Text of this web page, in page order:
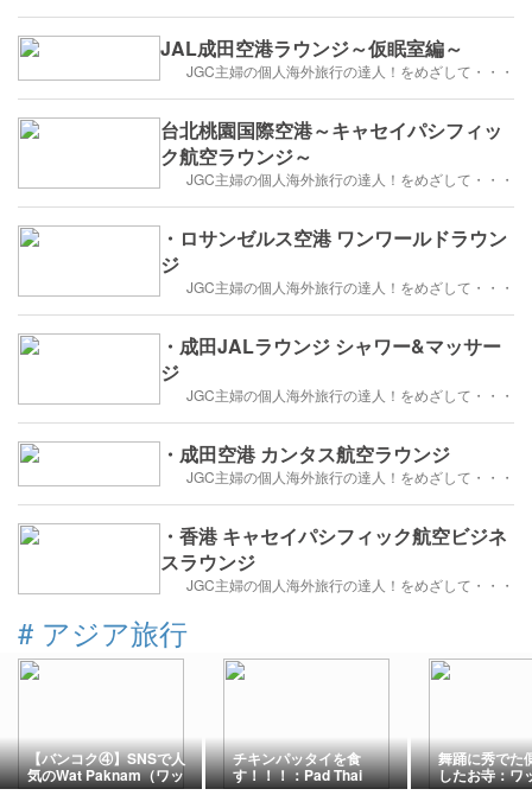
JAL成田空港ラウンジ～仮眠室編～
JGC主婦の個人海外旅行の達人！をめざして・・・
台北桃園国際空港～キャセイパシフィッ
ク航空ラウンジ～
JGC主婦の個人海外旅行の達人！をめざして・・・
・ロサンゼルス空港 ワンワールドラウン
ジ
JGC主婦の個人海外旅行の達人！をめざして・・・
・成田JALラウンジ シャワー&マッサー
ジ
JGC主婦の個人海外旅行の達人！をめざして・・・
・成田空港 カンタス航空ラウンジ
JGC主婦の個人海外旅行の達人！をめざして・・・
・香港 キャセイパシフィック航空ビジネ
スラウンジ
JGC主婦の個人海外旅行の達人！をめざして・・・
# アジア旅行
【バンコク④】SNSで人
気のWat Paknam（ワッ
トパクナム） 大仏撮影
チキンパッタイを食
す！！！：Pad Thai
&#38; Tom Yum 2
舞踊に秀でた
したお寺：ワ
ニワート